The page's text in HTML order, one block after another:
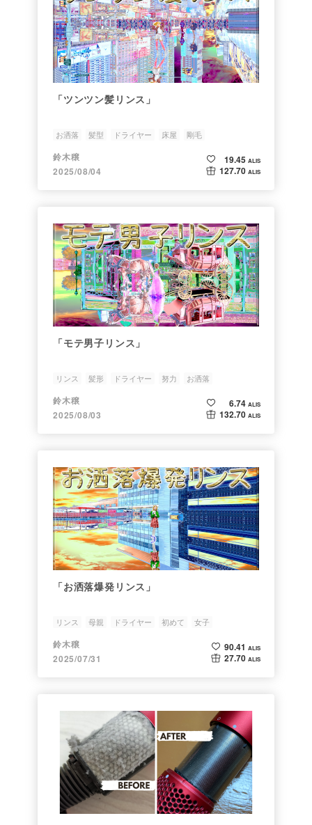
「ツンツン髪リンス」
お洒落 髪型 ドライヤー 床屋 剛毛
鈴木穣
2025/08/04
19.45 ALIS
127.70 ALIS
「モテ男子リンス」
リンス 髪形 ドライヤー 努力 お洒落
鈴木穣
2025/08/03
6.74 ALIS
132.70 ALIS
「お洒落爆発リンス」
リンス 母親 ドライヤー 初めて 女子
鈴木穣
2025/07/31
90.41 ALIS
27.70 ALIS